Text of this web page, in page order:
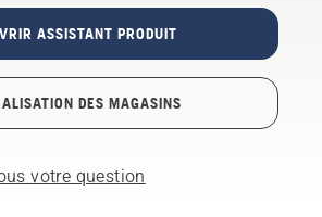
ASSISTANT PRODUIT
DES MAGASINS
votre question